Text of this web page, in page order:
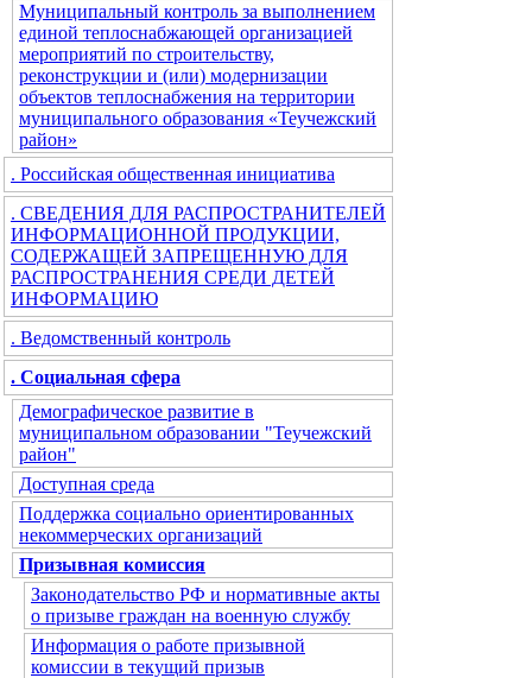
Муниципальный контроль за выполнением
единой теплоснабжающей организацией
мероприятий по строительству,
реконструкции и (или) модернизации
объектов теплоснабжения на территории
муниципального образования «Теучежский
район»
. Российская общественная инициатива
. СВЕДЕНИЯ ДЛЯ РАСПРОСТРАНИТЕЛЕЙ
ИНФОРМАЦИОННОЙ ПРОДУКЦИИ,
СОДЕРЖАЩЕЙ ЗАПРЕЩЕННУЮ ДЛЯ
РАСПРОСТРАНЕНИЯ СРЕДИ ДЕТЕЙ
ИНФОРМАЦИЮ
. Ведомственный контроль
. Социальная сфера
Демографическое развитие в
муниципальном образовании "Теучежский
район"
Доступная среда
Поддержка социально ориентированных
некоммерческих организаций
Призывная комиссия
Законодательство РФ и нормативные акты
о призыве граждан на военную службу
Информация о работе призывной
комиссии в текущий призыв